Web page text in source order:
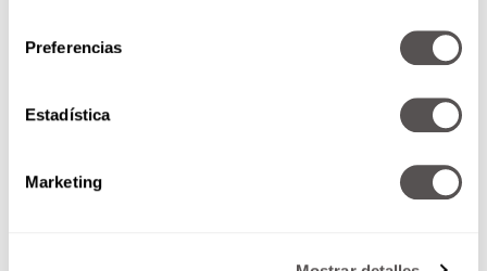
Preferencias
Estadística
Marketing